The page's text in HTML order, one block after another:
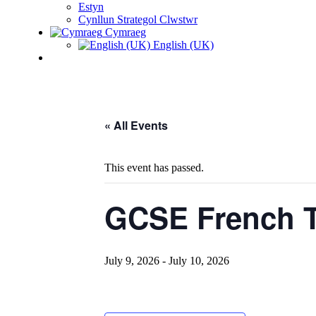
Estyn
Cynllun Strategol Clwstwr
Cymraeg
English (UK)
« All Events
This event has passed.
GCSE French
July 9, 2026 - July 10, 2026